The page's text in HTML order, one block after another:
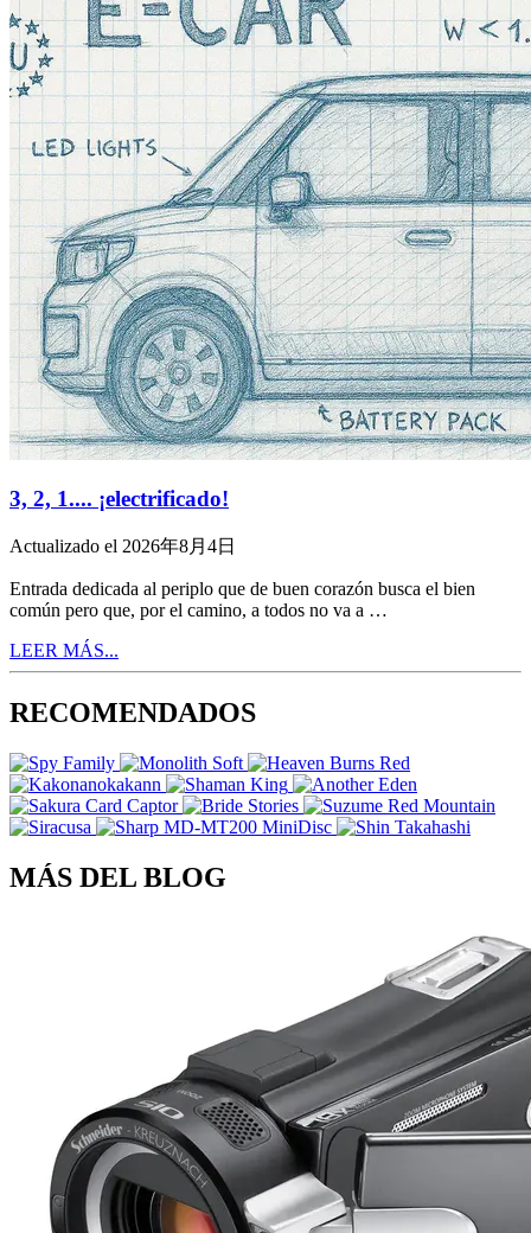
3, 2, 1.... ¡electrificado!
Actualizado el 2026年8月4日
Entrada dedicada al periplo que de buen corazón busca el bien
común pero que, por el camino, a todos no va a …
LEER MÁS...
RECOMENDADOS
MÁS DEL BLOG